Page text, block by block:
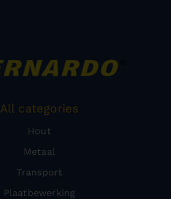
All categories
Hout
Metaal
Transport
Plaatbewerking